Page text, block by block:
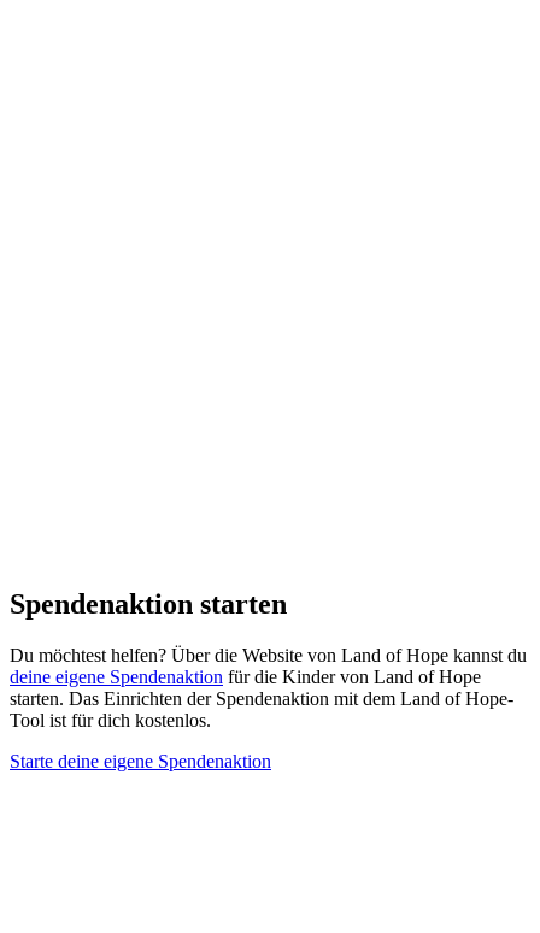
Spendenaktion starten
Du möchtest helfen? Über die Website von Land of Hope kannst du
deine eigene Spendenaktion für die Kinder von Land of Hope
starten. Das Einrichten der Spendenaktion mit dem Land of Hope-
Tool ist für dich kostenlos.
Starte deine eigene Spendenaktion